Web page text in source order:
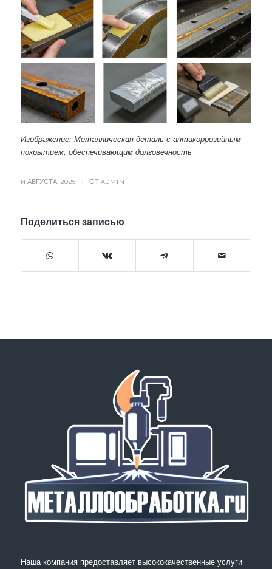
Изображение: Металлическая деталь с антикоррозийным
покрытием, обеспечивающим долговечность
14 АВГУСТА, 2025 ОТ ADMIN
Поделиться записью
Наша компания предоставляет высококачественные услуги